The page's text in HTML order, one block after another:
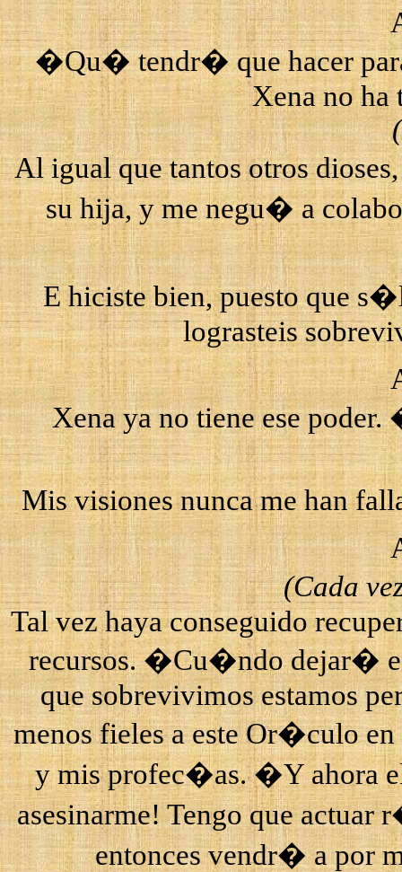
�Qu� tendr� que hacer
Xenano ha
Al igual que tantos otros
su hija, y me negu� a
E hiciste bien, puesto que
lograsteis
Xenaya no tiene ese
Mis visiones nunca me han
(Cada
Tal vez haya conseguido
recursos. �Cu�ndo dejar�
que sobrevivimos estamos
menos fieles a este Or�culo en
y mis profec�as. �Y ahora
asesinarme! Tengo que actuar
entonces vendr� a por